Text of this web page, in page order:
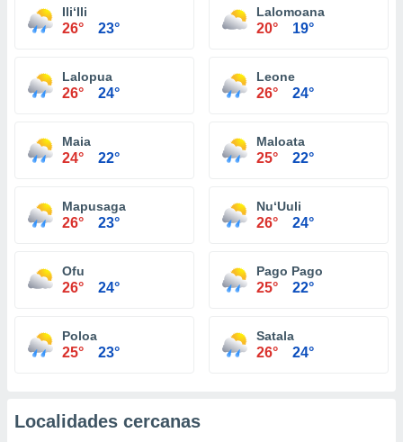
Ili‘Ili
26° 23°
Lalomoana
20° 19°
Lalopua
26° 24°
Leone
26° 24°
Maia
24° 22°
Maloata
25° 22°
Mapusaga
26° 23°
Nu‘Uuli
26° 24°
Ofu
26° 24°
Pago Pago
25° 22°
Poloa
25° 23°
Satala
26° 24°
Localidades cercanas